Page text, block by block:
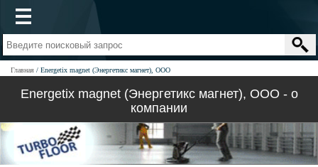
Главная Energetix magnet (Энергетикс магнет), ООО
Energetix magnet (Энергетикс магнет), ООО - о
компании